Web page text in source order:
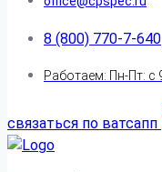
8 (800) 770-7-640
Работаем: Пн-Пт: с
связаться по ватсапп